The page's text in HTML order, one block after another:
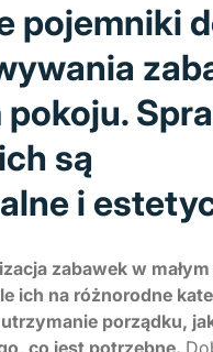
pojemniki
pokoju.
są
i
zabawek w
ich na różnorodne
porządku,